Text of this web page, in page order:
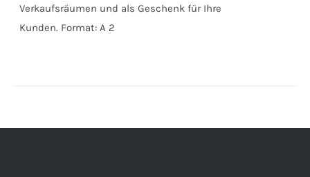
Verkaufsräumen und als Geschenk für Ihre
Kunden. Format: A 2